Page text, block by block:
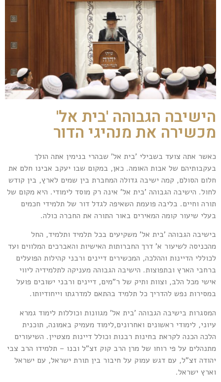
הישיבה הגבוהה 'בית אל'
מכשירה את מנהיגי הדור
כאשר אתה צועד בשבילי 'בית אל' שבהרי בנימין אתה הולך
בעקבותיהם של אבות האומה. כאן, במקום שבו יעקב אבינו חלם את
חלום הסולם, קמה ישיבה גדולה המחברת בין שמים לארץ, בין קודש
לחול. הישיבה הגבוהה 'בית אל' אינה רק מוסד לימודי. היא מקום של
תורה וחיים. בליבה פועמת השאיפה לגדל דור של תלמידי חכמים
בעלי שיעור קומה המאירים באור התורה את החברה כולה.
בישיבה הגבוהה 'בית אל' משקיעים בכל תלמיד ותלמיד, החל
מהכניסה לשיעור א' דרך החברותות האישיות והאברכים המלווים ועד
לכוללי הדיינות וההלכה, המכשירים דיינים ורבני קהילות הפועלים
ברחבי הארץ ובתפוצות. הישיבה הגבוהה מעניקה לתלמידיה ליווי
אישי מכל הלב, וצוות ותיק של ר"מים, דיינים ורבני ישובים פועל
במסירות נפש להדריך כל תלמיד בהתאם למדרגתו וייחודיותו.
המסגרות בישיבה הגבוהה 'בית אל' מגוונות וכוללות לימוד גמרא
עיוני, לימודי ראשונים ואחרונים,לימוד מעמיק באמונה, תוכנית
הלכה הכנה לקראת בחינות רבנות וכולל דיינות מצטיין. השיעורים
מתנהלים על פי רוחו של מרן הרב קוק זצ"ל ובנו – תלמידו הרב צבי
יהודה זצ"ל, עם דגש עמוק על חיבור בין תורת ישראל, עם ישראל
וארץ ישראל.